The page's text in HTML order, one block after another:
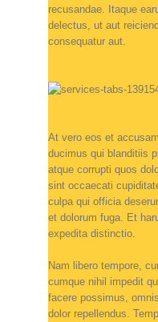
recusandae. Itaque
delectus, ut aut
consequatur aut.
At vero eos et
ducimus qui blanditiis
atque corrupti quos
sint occaecati
culpa qui officia
et dolorum fuga. Et
expedita distinctio.
Nam libero tempore,
cumque nihil impedit
facere possimus,
dolor repellendus.